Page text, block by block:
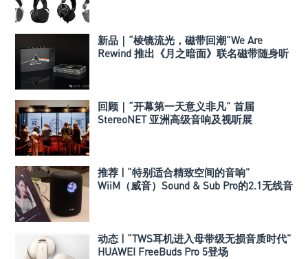
新品｜“棱镜流光，磁带回潮”We Are
Rewind 推出《月之暗面》联名磁带随身听
回顾｜“开幕第一天意义非凡” 首届
StereoNET 亚洲高级音响及视听展
推荐 | “特别适合精致空间的音响”
WiiM（威音）Sound & Sub Pro的2.1无线音
动态 | “TWS耳机进入母带级无损音质时代”
HUAWEI FreeBuds Pro 5登场